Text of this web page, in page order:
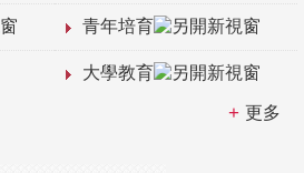
青年培育
大學教育
更多